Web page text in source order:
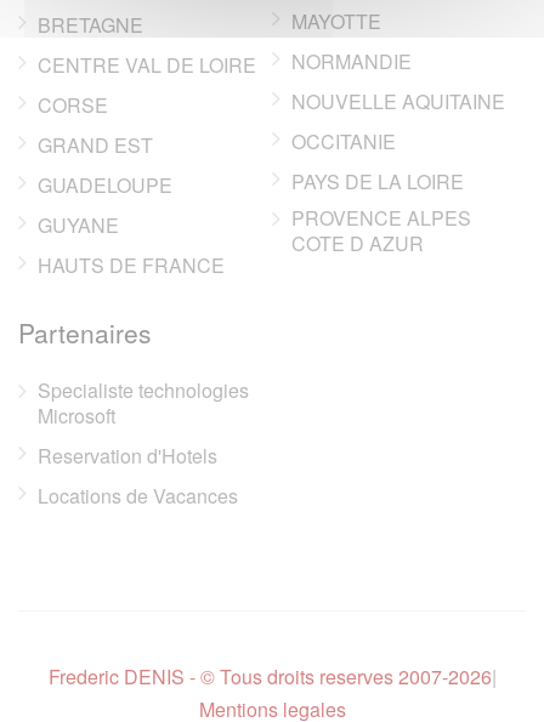
BRETAGNE
CENTRE VAL DE LOIRE
CORSE
GRAND EST
GUADELOUPE
GUYANE
HAUTS DE FRANCE
MAYOTTE
NORMANDIE
NOUVELLE AQUITAINE
OCCITANIE
PAYS DE LA LOIRE
PROVENCE ALPES
COTE D AZUR
Partenaires
Specialiste technologies
Microsoft
Reservation d'Hotels
Locations de Vacances
Frederic DENIS - © Tous droits reserves 2007-2026|
Mentions legales